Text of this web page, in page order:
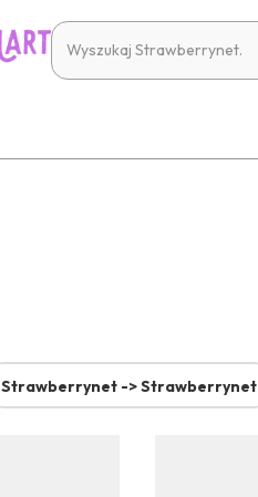
Strawberrynet -> Strawberrynet